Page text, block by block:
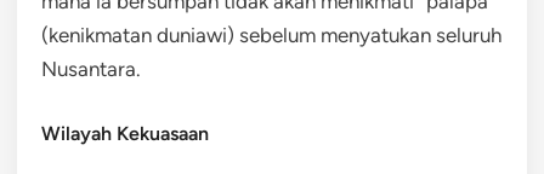
(kenikmatan duniawi) sebelum menyatukan seluruh
Nusantara.
Wilayah Kekuasaan